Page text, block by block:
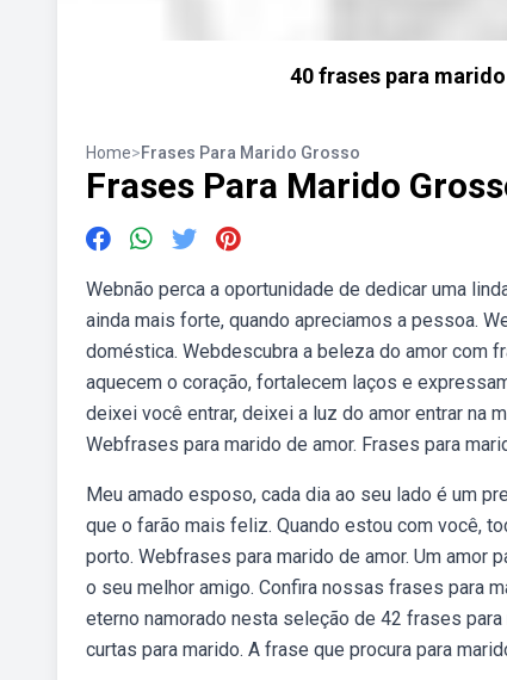
40 frases para
Home>Frases Para Marido Grosso
Frases Para Marido
Webnão perca a oportunidade de dedicar uma
ainda mais forte, quando apreciamos a pessoa.
doméstica. Webdescubra a beleza do amor com
aquecem o coração, fortalecem laços e
deixei você entrar, deixei a luz do amor entrar na
Webfrases para marido de amor. Frases para
Meu amado esposo, cada dia ao seu lado é um
que o farão mais feliz. Quando estou com você,
porto. Webfrases para marido de amor. Um amor
o seu melhor amigo. Confira nossas frases para
eterno namorado nesta seleção de 42 frases
curtas para marido. A frase que procura para